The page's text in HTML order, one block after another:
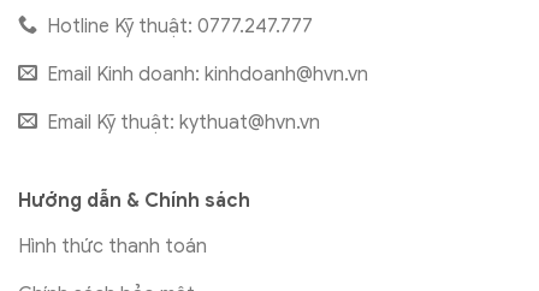
Hotline Kỹ thuật: 0777.247.777
Email Kinh doanh: kinhdoanh@hvn.vn
Email Kỹ thuật: kythuat@hvn.vn
Hướng dẫn & Chính sách
Hình thức thanh toán